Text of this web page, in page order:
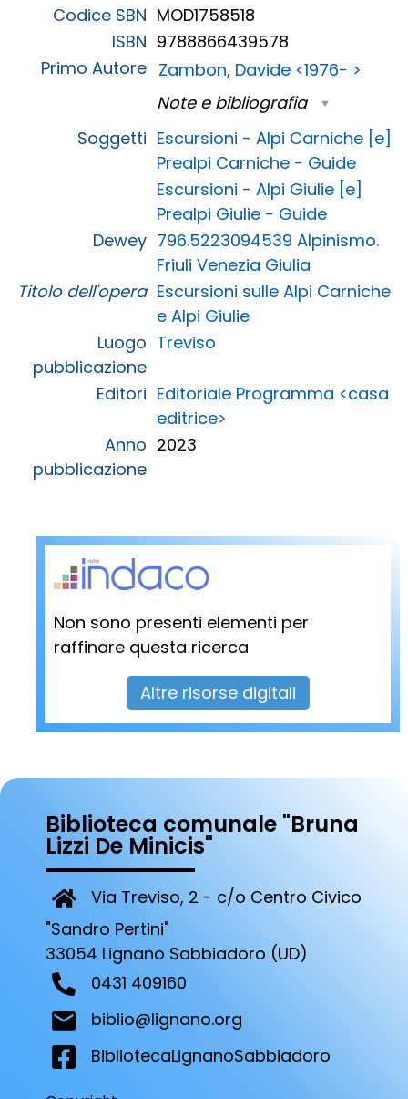
Codice SBN MOD1758518
ISBN 9788866439578
Primo Autore Zambon, Davide <1976- >
Note e bibliografia
Soggetti Escursioni - Alpi Carniche [e]
Prealpi Carniche - Guide
Escursioni - Alpi Giulie [e]
Prealpi Giulie - Guide
Dewey 796.5223094539 Alpinismo.
Friuli Venezia Giulia
Titolo dell'opera Escursioni sulle Alpi Carniche
e Alpi Giulie
Luogo
pubblicazione
Treviso
Editori Editoriale Programma <casa
editrice>
Anno
pubblicazione
2023
Non sono presenti elementi per
raffinare questa ricerca
Altre risorse digitali
Biblioteca comunale "Bruna
Lizzi De Minicis"
Via Treviso, 2 - c/o Centro Civico
"Sandro Pertini"
33054 Lignano Sabbiadoro (UD)
0431 409160
biblio@lignano.org
BibliotecaLignanoSabbiadoro